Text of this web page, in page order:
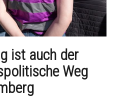
ist auch der
Weg